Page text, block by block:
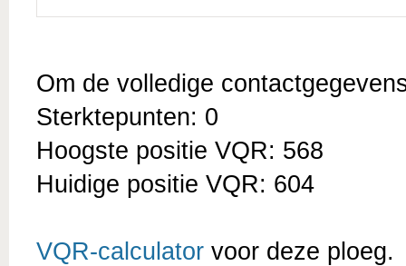
Om de volledige
Sterktepunten: 0
Hoogste positie VQR: 568
Huidige positie VQR: 604
VQR-calculator voor deze ploeg.